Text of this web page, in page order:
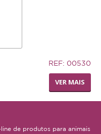
REF: 00530
VER MAIS
de produtos para animais